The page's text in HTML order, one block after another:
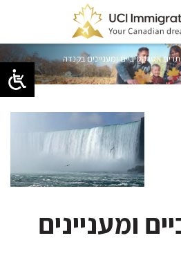
אטרקטיביים ומעניינים בקנדה
ומעניינים